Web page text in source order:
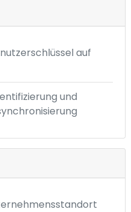
auf
und